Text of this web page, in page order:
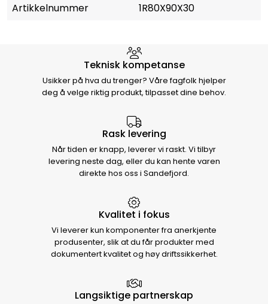
Artikkelnummer
1R80X90X30
Hvorfor velge Storm Halvorsen
Teknisk kompetanse
Usikker på hva du trenger? Våre fagfolk hjelper
deg å velge riktig produkt, tilpasset dine behov.
Rask levering
Når tiden er knapp, leverer vi raskt. Vi tilbyr
levering neste dag, eller du kan hente varen
direkte hos oss i Sandefjord.
Kvalitet i fokus
Vi leverer kun komponenter fra anerkjente
produsenter, slik at du får produkter med
dokumentert kvalitet og høy driftssikkerhet.
Langsiktige partnerskap